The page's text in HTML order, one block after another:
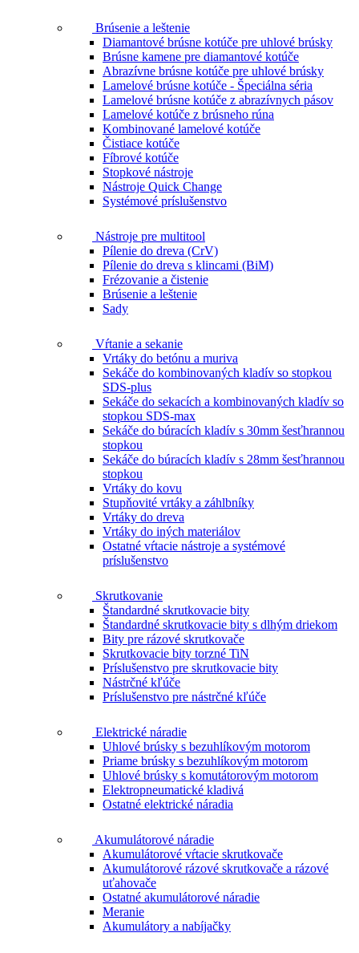
Brúsenie a leštenie
Diamantové brúsne kotúče pre uhlové brúsky
Brúsne kamene pre diamantové kotúče
Abrazívne brúsne kotúče pre uhlové brúsky
Lamelové brúsne kotúče - Špeciálna séria
Lamelové brúsne kotúče z abrazívnych pásov
Lamelové kotúče z brúsneho rúna
Kombinované lamelové kotúče
Čistiace kotúče
Fíbrové kotúče
Stopkové nástroje
Nástroje Quick Change
Systémové príslušenstvo
Nástroje pre multitool
Pílenie do dreva (CrV)
Pílenie do dreva s klincami (BiM)
Frézovanie a čistenie
Brúsenie a leštenie
Sady
Vŕtanie a sekanie
Vrtáky do betónu a muriva
Sekáče do kombinovaných kladív so stopkou
SDS-plus
Sekáče do sekacích a kombinovaných kladív so
stopkou SDS-max
Sekáče do búracích kladív s 30mm šesťhrannou
stopkou
Sekáče do búracích kladív s 28mm šesťhrannou
stopkou
Vrtáky do kovu
Stupňovité vrtáky a záhlbníky
Vrtáky do dreva
Vrtáky do iných materiálov
Ostatné vŕtacie nástroje a systémové
príslušenstvo
Skrutkovanie
Štandardné skrutkovacie bity
Štandardné skrutkovacie bity s dlhým driekom
Bity pre rázové skrutkovače
Skrutkovacie bity torzné TiN
Príslušenstvo pre skrutkovacie bity
Nástrčné kľúče
Príslušenstvo pre nástrčné kľúče
Elektrické náradie
Uhlové brúsky s bezuhlíkovým motorom
Priame brúsky s bezuhlíkovým motorom
Uhlové brúsky s komutátorovým motorom
Elektropneumatické kladivá
Ostatné elektrické náradia
Akumulátorové náradie
Akumulátorové vŕtacie skrutkovače
Akumulátorové rázové skrutkovače a rázové
uťahovače
Ostatné akumulátorové náradie
Meranie
Akumulátory a nabíjačky